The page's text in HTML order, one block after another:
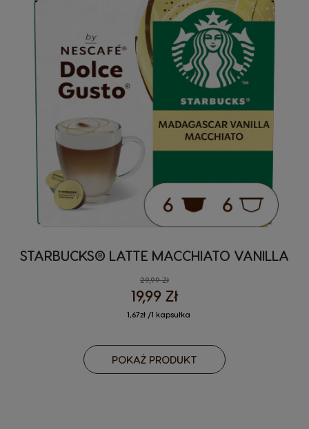
STARBUCKS® LATTE MACCHIATO VANILLA
29,99 Zł
19,99 Zł
1,67zł /1 kapsułka
POKAŻ PRODUKT